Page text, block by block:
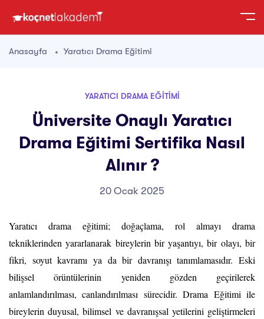
Anasayfa Yaratıcı Drama Eğitimi
YARATICI DRAMA EĞITIMI
Üniversite Onaylı Yaratıcı
Drama Eğitimi Sertifika Nasıl
Alınır ?
20 Ocak 2025
Yaratıcı drama eğitimi; doğaçlama, rol almayı drama
tekniklerinden yararlanarak bireylerin bir yaşantıyı, bir olayı, bir
fikri, soyut kavramı ya da bir davranışı tanımlamasıdır. Eski
bilişsel örüntülerinin yeniden gözden geçirilerek
anlamlandırılması, canlandırılması sürecidir. Drama Eğitimi ile
bireylerin duyusal, bilimsel ve davranışsal yetilerini geliştirmeleri